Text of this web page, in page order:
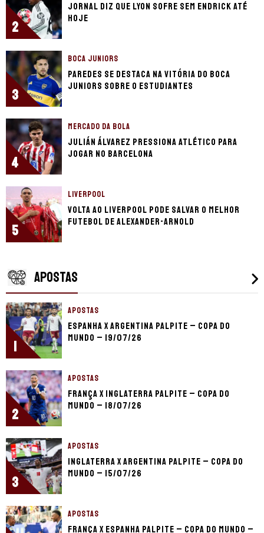
2
Jornal diz que Lyon sofre sem Endrick até
hoje
3
BOCA JUNIORS
Paredes se destaca na vitória do Boca
Juniors sobre o Estudiantes
4
MERCADO DA BOLA
Julián Álvarez pressiona Atlético para
jogar no Barcelona
5
LIVERPOOL
Volta ao Liverpool pode salvar o melhor
futebol de Alexander-Arnold
APOSTAS
1
APOSTAS
Espanha x Argentina palpite – Copa do
Mundo – 19/07/26
2
APOSTAS
França x Inglaterra palpite – Copa do
Mundo – 18/07/26
3
APOSTAS
Inglaterra x Argentina palpite – Copa do
Mundo – 15/07/26
APOSTAS
França x Espanha palpite – Copa do Mundo –